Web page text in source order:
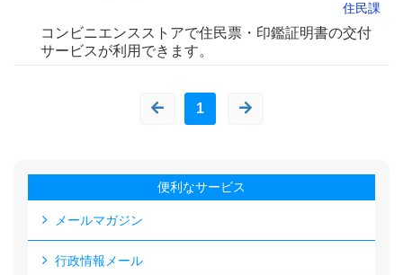
住民課
コンビニエンスストアで住民票・印鑑証明書の交付
サービスが利用できます。
1
便利なサービス
メールマガジン
行政情報メール